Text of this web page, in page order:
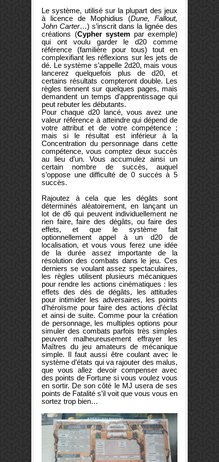
Le système, utilisé sur la plupart des jeux
à licence de Mophidius (Dune, Fallout,
John Carter…) s’inscrit dans la lignée des
créations (Cypher system par exemple)
qui ont voulu garder le d20 comme
référence (familière pour tous) tout en
complexifiant les réflexions sur les jets de
dé. Le système s’appelle 2d20, mais vous
lancerez quelquefois plus de d20, et
certains résultats compteront double. Les
règles tiennent sur quelques pages, mais
demandent un temps d’apprentissage qui
peut rebuter les débutants.
Pour chaque d20 lancé, vous avez une
valeur référence à atteindre qui dépend de
votre attribut et de votre compétence ;
mais si le résultat est inférieur à la
Concentration du personnage dans cette
compétence, vous comptez deux succès
au lieu d’un. Vous accumulez ainsi un
certain nombre de succès, auquel
s’oppose une difficulté de 0 succès à 5
succès.
Rajoutez à cela que les dégâts sont
déterminés aléatoirement, en lançant un
lot de d6 qui peuvent individuellement ne
rien faire, faire des dégâts, ou faire des
effets, et que le système fait
optionnellement appel à un d20 de
localisation, et vous vous ferez une idée
de la durée assez importante de la
résolution des combats dans le jeu. Ces
derniers se voulant assez spectaculaires,
les règles utilisent plusieurs mécaniques
pour rendre les actions cinématiques : les
effets des dés de dégâts, les attitudes
pour intimider les adversaires, les points
d’héroïsme pour faire des actions d’éclat
et ainsi de suite. Comme pour la création
de personnage, les multiples options pour
simuler des combats parfois très simples
peuvent malheureusement effrayer les
Maîtres du jeu amateurs de mécanique
simple. Il faut aussi être coulant avec le
système d’états qui va rajouter des malus,
que vous allez devoir compenser avec
des points de Fortune si vous voulez vous
en sortir. De son côté le MJ usera de ses
points de Fatalité s’il voit que vous vous en
sortez trop bien…